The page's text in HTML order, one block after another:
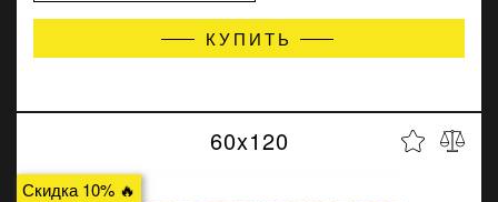
КУПИТЬ
Скидка 10% 🔥
60x120